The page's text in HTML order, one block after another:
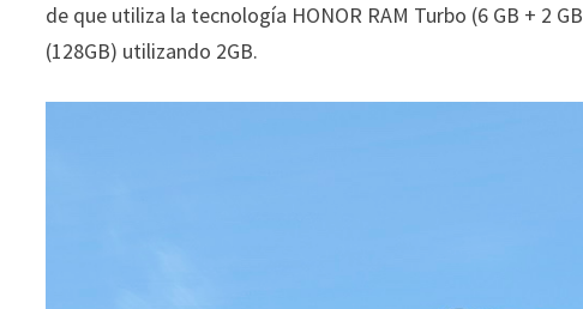
de que utiliza la tecnología HONOR RAM Turbo (6 GB + 2
(128GB) utilizando 2GB.